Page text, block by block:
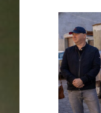
Ugrás a